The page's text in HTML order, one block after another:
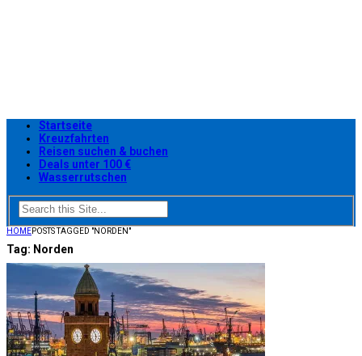
Startseite
Kreuzfahrten
Reisen suchen & buchen
Deals unter 100 €
Wasserrutschen
HOMEPOSTS TAGGED "NORDEN"
Tag: Norden